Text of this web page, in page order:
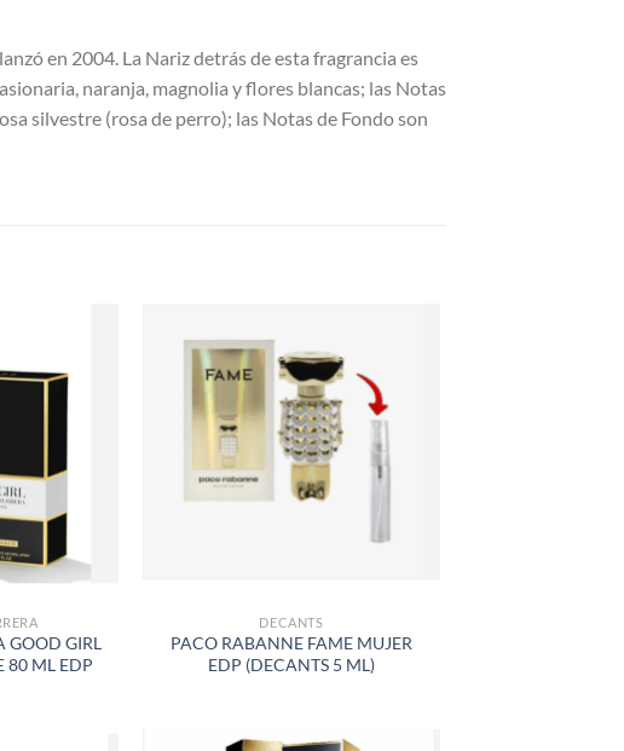
en 2004. La Nariz detrás de esta fragrancia es
naranja, magnolia y flores blancas; las Notas
silvestre (rosa de perro); las Notas de Fondo son
AÑADIR
GOOD GIRL
80 ML EDP
AÑADIR
A LA
LISTA
DESEOS
DECANTS
PACO RABANNE FAME MUJER
EDP (DECANTS 5 ML)